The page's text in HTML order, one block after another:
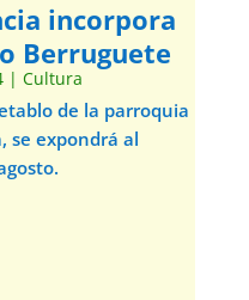
incorpora
Berruguete
| Cultura
de la parroquia
se expondrá al